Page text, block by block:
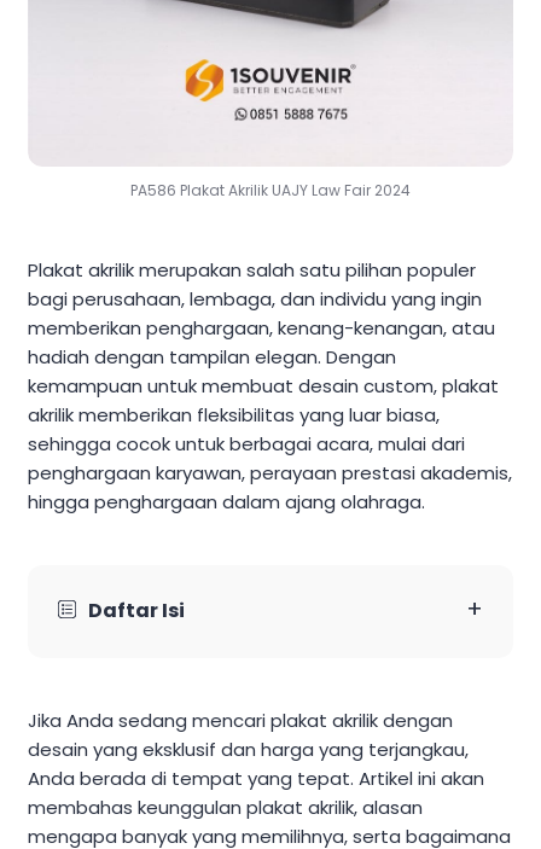
PA586 Plakat Akrilik UAJY Law Fair 2024
Plakat akrilik merupakan salah satu pilihan populer
bagi perusahaan, lembaga, dan individu yang ingin
memberikan penghargaan, kenang-kenangan, atau
hadiah dengan tampilan elegan. Dengan
kemampuan untuk membuat desain custom, plakat
akrilik memberikan fleksibilitas yang luar biasa,
sehingga cocok untuk berbagai acara, mulai dari
penghargaan karyawan, perayaan prestasi akademis,
hingga penghargaan dalam ajang olahraga.
Daftar Isi +
Jika Anda sedang mencari plakat akrilik dengan
desain yang eksklusif dan harga yang terjangkau,
Anda berada di tempat yang tepat. Artikel ini akan
membahas keunggulan plakat akrilik, alasan
mengapa banyak yang memilihnya, serta bagaimana